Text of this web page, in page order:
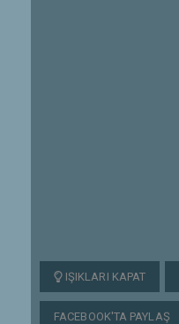
IŞIKLARI KAPAT
FACEBOOK'TA PAYLAŞ